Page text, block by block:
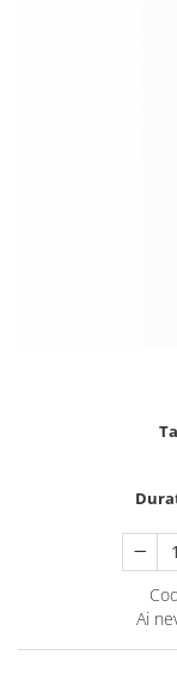
Folie
Solutie de
Produse pentru
pentru par, masca
Ai